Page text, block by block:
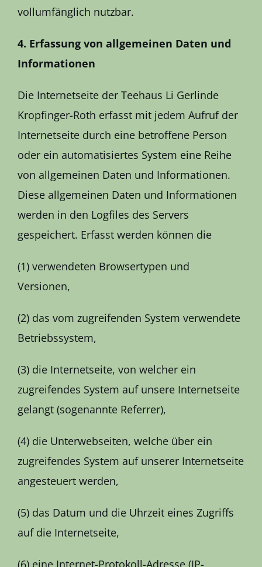
vollumfänglich nutzbar.
4. Erfassung von allgemeinen Daten und
Informationen
Die Internetseite der Teehaus Li Gerlinde
Kropfinger-Roth erfasst mit jedem Aufruf der
Internetseite durch eine betroffene Person
oder ein automatisiertes System eine Reihe
von allgemeinen Daten und Informationen.
Diese allgemeinen Daten und Informationen
werden in den Logfiles des Servers
gespeichert. Erfasst werden können die
(1) verwendeten Browsertypen und
Versionen,
(2) das vom zugreifenden System verwendete
Betriebssystem,
(3) die Internetseite, von welcher ein
zugreifendes System auf unsere Internetseite
gelangt (sogenannte Referrer),
(4) die Unterwebseiten, welche über ein
zugreifendes System auf unserer Internetseite
angesteuert werden,
(5) das Datum und die Uhrzeit eines Zugriffs
auf die Internetseite,
(6) eine Internet-Protokoll-Adresse (IP-